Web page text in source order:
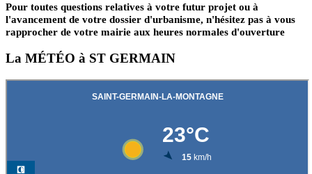
Pour toutes questions relatives à votre futur projet ou à
l'avancement de votre dossier d'urbanisme, n'hésitez pas à vous
rapprocher de votre mairie aux heures normales d'ouverture
La MÉTÉO à ST GERMAIN